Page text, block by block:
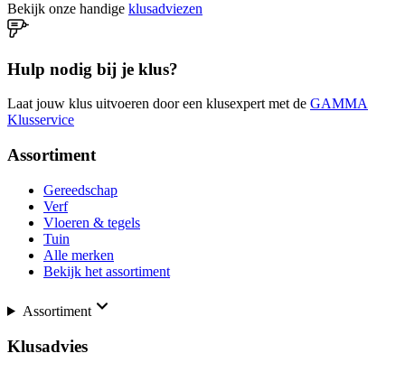
Bekijk onze handige klusadviezen
Hulp nodig bij je klus?
Laat jouw klus uitvoeren door een klusexpert met de GAMMA
Klusservice
Assortiment
Gereedschap
Verf
Vloeren & tegels
Tuin
Alle merken
Bekijk het assortiment
Assortiment
Klusadvies